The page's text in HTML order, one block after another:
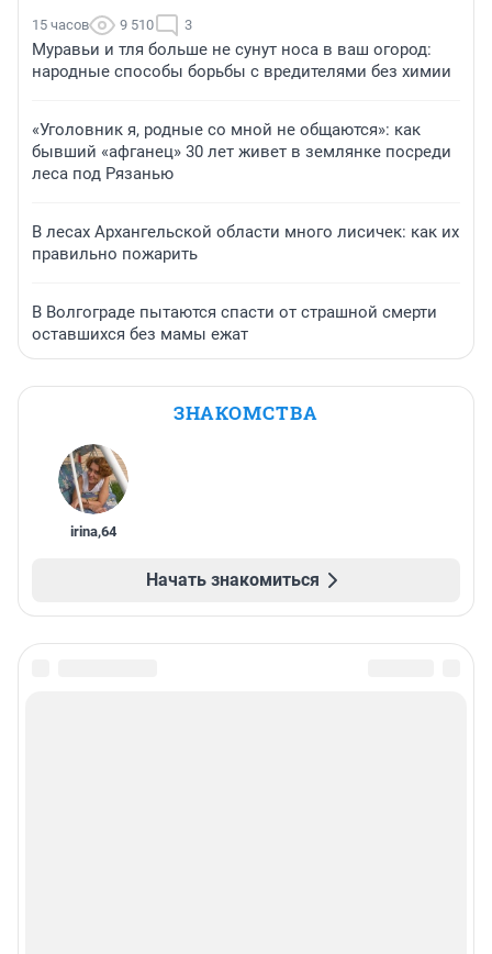
15 часов 9 510 3
Муравьи и тля больше не сунут носа в ваш огород:
народные способы борьбы с вредителями без химии
«Уголовник я, родные со мной не общаются»: как
бывший «афганец» 30 лет живет в землянке посреди
леса под Рязанью
В лесах Архангельской области много лисичек: как их
правильно пожарить
В Волгограде пытаются спасти от страшной смерти
оставшихся без мамы ежат
ЗНАКОМСТВА
irina,64
Начать знакомиться